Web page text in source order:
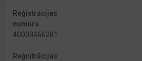
Reģistrācijas
numurs
40003466281
Reģistrācijas